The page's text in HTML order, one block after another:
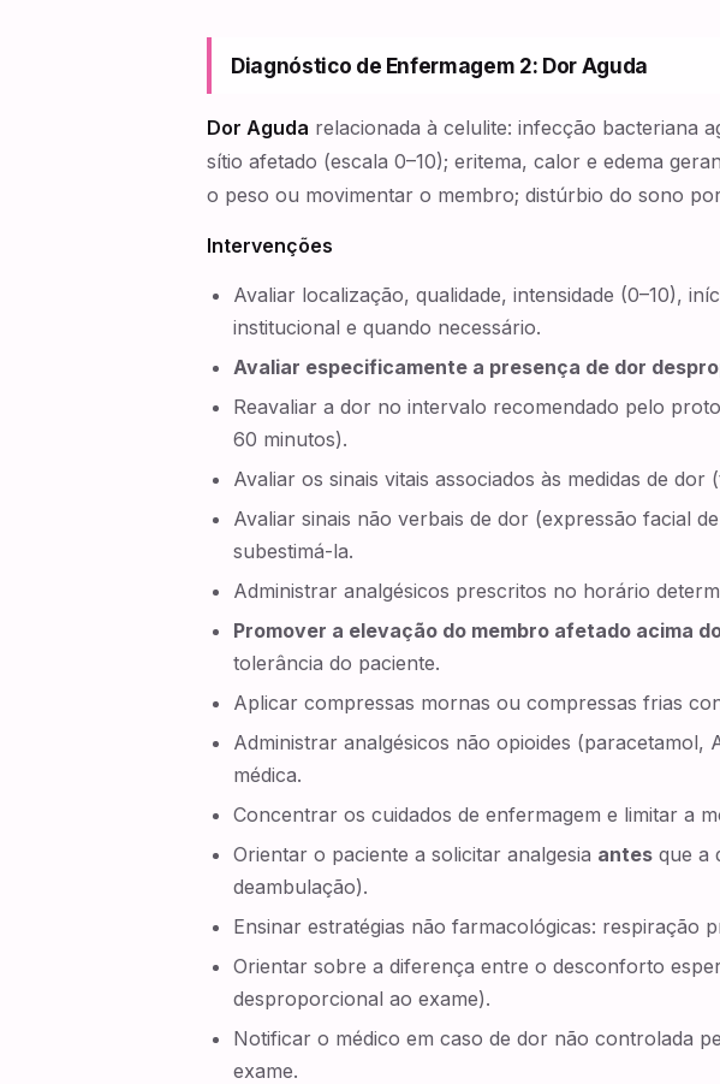
Diagnóstico de Enfermagem 2: Dor Aguda
Dor Aguda relacionada à celulite: infecção bacteriana
sítio afetado (escala 0–10); eritema, calor e edema
o peso ou movimentar o membro; distúrbio do sono
Intervenções
Avaliar localização, qualidade, intensidade (0–10),
institucional e quando necessário.
Avaliar especificamente a presença de dor
Reavaliar a dor no intervalo recomendado pelo
60 minutos).
Avaliar os sinais vitais associados às medidas de
Avaliar sinais não verbais de dor (expressão facial
subestimá-la.
Administrar analgésicos prescritos no horário
Promover a elevação do membro afetado acima
tolerância do paciente.
Aplicar compressas mornas ou compressas frias
Administrar analgésicos não opioides (paracetamol,
médica.
Concentrar os cuidados de enfermagem e limitar a
Orientar o paciente a solicitar analgesia antes que a
deambulação).
Ensinar estratégias não farmacológicas: respiração
Orientar sobre a diferença entre o desconforto
desproporcional ao exame).
Notificar o médico em caso de dor não controlada
exame.